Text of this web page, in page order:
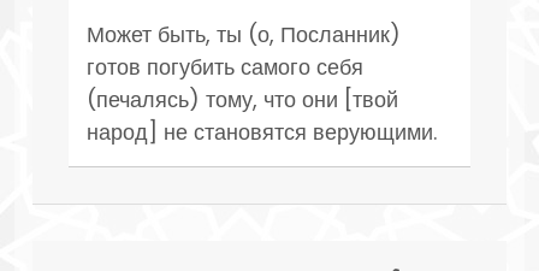
Может быть, ты (о, Посланник)
готов погубить самого себя
(печалясь) тому, что они [твой
народ] не становятся верующими.